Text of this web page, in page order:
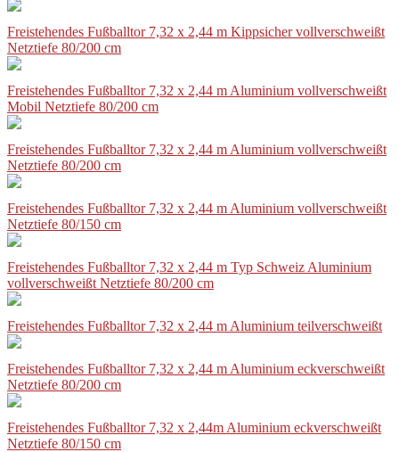
Freistehendes Fußballtor 7,32 x 2,44 m Kippsicher vollverschweißt
Netztiefe 80/200 cm
Freistehendes Fußballtor 7,32 x 2,44 m Aluminium vollverschweißt
Mobil Netztiefe 80/200 cm
Freistehendes Fußballtor 7,32 x 2,44 m Aluminium vollverschweißt
Netztiefe 80/200 cm
Freistehendes Fußballtor 7,32 x 2,44 m Aluminium vollverschweißt
Netztiefe 80/150 cm
Freistehendes Fußballtor 7,32 x 2,44 m Typ Schweiz Aluminium
vollverschweißt Netztiefe 80/200 cm
Freistehendes Fußballtor 7,32 x 2,44 m Aluminium teilverschweißt
Freistehendes Fußballtor 7,32 x 2,44 m Aluminium eckverschweißt
Netztiefe 80/200 cm
Freistehendes Fußballtor 7,32 x 2,44m Aluminium eckverschweißt
Netztiefe 80/150 cm